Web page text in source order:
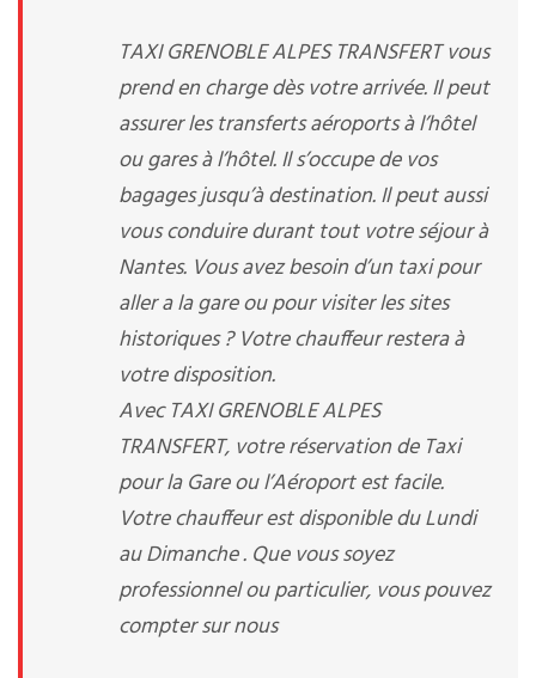
TAXI GRENOBLE ALPES TRANSFERT vous
prend en charge dès votre arrivée. Il peut
assurer les transferts aéroports à l’hôtel
ou gares à l’hôtel. Il s’occupe de vos
bagages jusqu’à destination. Il peut aussi
vous conduire durant tout votre séjour à
Nantes. Vous avez besoin d’un taxi pour
aller a la gare ou pour visiter les sites
historiques ? Votre chauffeur restera à
votre disposition.
Avec TAXI GRENOBLE ALPES
TRANSFERT, votre réservation de Taxi
pour la Gare ou l’Aéroport est facile.
Votre chauffeur est disponible du Lundi
au Dimanche . Que vous soyez
professionnel ou particulier, vous pouvez
compter sur nous